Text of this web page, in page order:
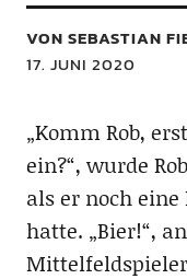
VON SEBASTIAN
17. JUNI 2020
„Komm Rob,
ein?“, wurde
als er noch
hatte. „Bier!“,